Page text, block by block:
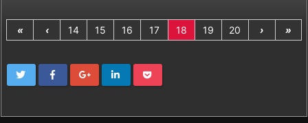
« ‹ 14 15 16 17 18 19 20 › »